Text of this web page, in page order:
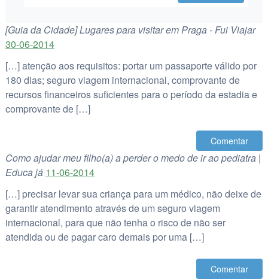
[Guia da Cidade] Lugares para visitar em Praga - Fui Viajar
30-06-2014
[…] atenção aos requisitos: portar um passaporte válido por
180 dias; seguro viagem internacional, comprovante de
recursos financeiros suficientes para o período da estadia e
comprovante de […]
Comentar
Como ajudar meu filho(a) a perder o medo de ir ao pediatra |
Educa já 11-06-2014
[…] precisar levar sua criança para um médico, não deixe de
garantir atendimento através de um seguro viagem
internacional, para que não tenha o risco de não ser
atendida ou de pagar caro demais por uma […]
Comentar